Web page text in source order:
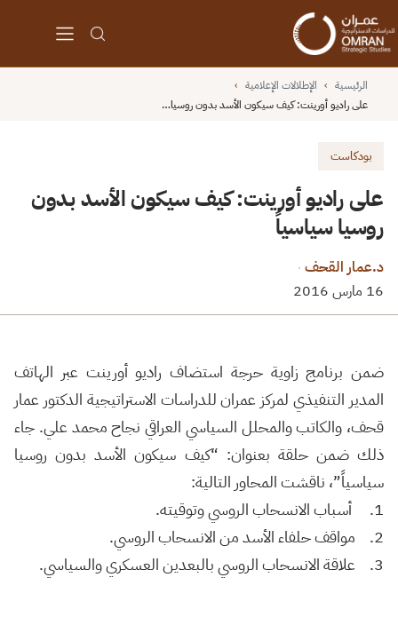
الرئيسية › الإطلالات الإعلامية ›
على راديو أورينت: كيف سيكون الأسد بدون روسيا…
بودكاست
على راديو أورينت: كيف سيكون الأسد بدون
روسيا سياسياً
د.عمار القحف ·
16 مارس 2016
ضمن برنامج زاوية حرجة استضاف راديو أورينت عبر الهاتف
المدير التنفيذي لمركز عمران للدراسات الاستراتيجية الدكتور عمار
قحف، والكاتب والمحلل السياسي العراقي نجاح محمد علي. جاء
ذلك ضمن حلقة بعنوان: “كيف سيكون الأسد بدون روسيا
سياسياً”، ناقشت المحاور التالية:
1. أسباب الانسحاب الروسي وتوقيته.
2. مواقف حلفاء الأسد من الانسحاب الروسي.
3. علاقة الانسحاب الروسي بالبعدين العسكري والسياسي.